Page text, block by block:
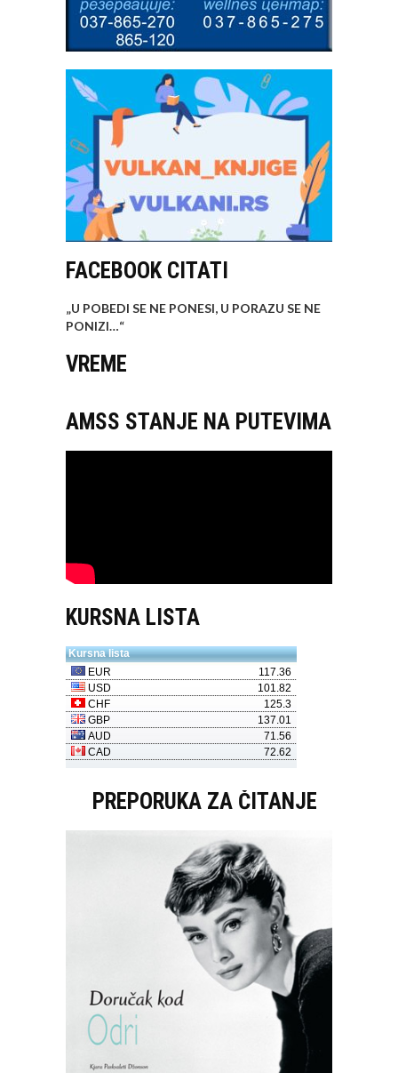
FACEBOOK CITATI
„U POBEDI SE NE PONESI, U PORAZU SE NE
PONIZI…“
VREME
AMSS STANJE NA PUTEVIMA
KURSNA LISTA
PREPORUKA ZA ČITANJE